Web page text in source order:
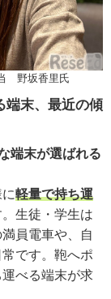
野坂香里氏
端末、最近の傾
端末が選ばれる
軽量で持ち運
。生徒・学生は
員電車や、自
です。鞄へポ
べる端末が求